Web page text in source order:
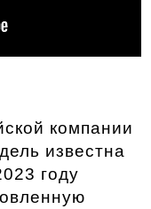
компании
известна
году